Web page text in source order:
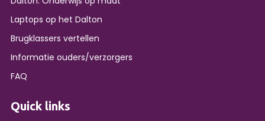
Laptops op het Dalton
Brugklassers vertellen
Informatie ouders/verzorgers
FAQ
Quick links